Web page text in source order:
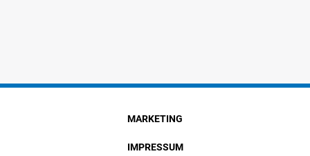
MARKETING
IMPRESSUM